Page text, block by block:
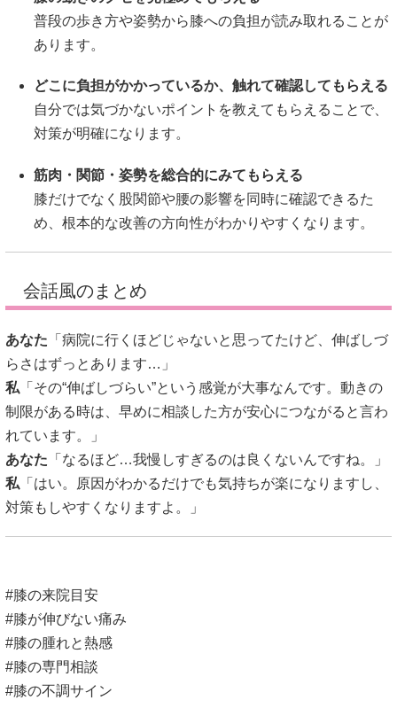
普段の歩き方や姿勢から膝への負担が読み取れることが
あります。
どこに負担がかかっているか、触れて確認してもらえる
自分では気づかないポイントを教えてもらえることで、
対策が明確になります。
筋肉・関節・姿勢を総合的にみてもらえる
膝だけでなく股関節や腰の影響を同時に確認できるた
め、根本的な改善の方向性がわかりやすくなります。
会話風のまとめ
あなた 「病院に行くほどじゃないと思ってたけど、伸ばしづ
らさはずっとあります…」
私 「その“伸ばしづらい”という感覚が大事なんです。動きの
制限がある時は、早めに相談した方が安心につながると言わ
れています。」
あなた 「なるほど…我慢しすぎるのは良くないんですね。」
私 「はい。原因がわかるだけでも気持ちが楽になりますし、
対策もしやすくなりますよ。」
#膝の来院目安
#膝が伸びない痛み
#膝の腫れと熱感
#膝の専門相談
#膝の不調サイン